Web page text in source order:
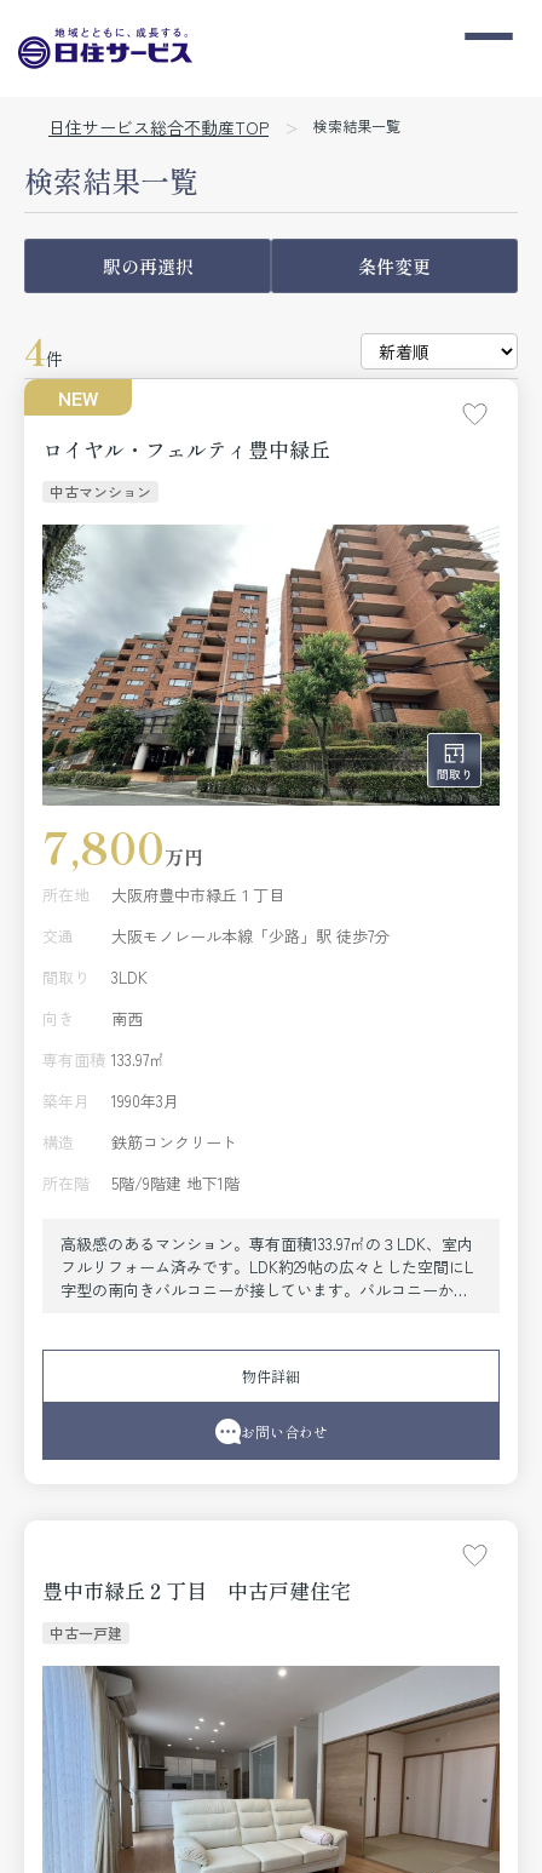
日住サービス総合不動産TOP 検索結果一覧
検索結果一覧
駅の再選択 条件変更
4件
NEW
ロイヤル・フェルティ豊中緑丘
中古マンション
7,800万円
所在地
大阪府豊中市緑丘１丁目
交通
大阪モノレール本線「少路」駅 徒歩7分
間取り
3LDK
向き
南西
専有面積 133.97㎡
築年月
1990年3月
構造
鉄筋コンクリート
所在階
5階/9階建 地下1階
高級感のあるマンション。専有面積133.97㎡の３LDK、室内
フルリフォーム済みです。LDK約29帖の広々とした空間にL
字型の南向きバルコニーが接しています。バルコニーから
セスも良し。市立少路小学校まで徒歩4分。市立第十一中学
校まで徒歩5分。スーパーも徒歩圏内に3件ございます。閑
静な住宅街で落ち着いた住環境が魅力です。子育てにも理
物件詳細
お問い合わせ
豊中市緑丘２丁目 中古戸建住宅
中古一戸建